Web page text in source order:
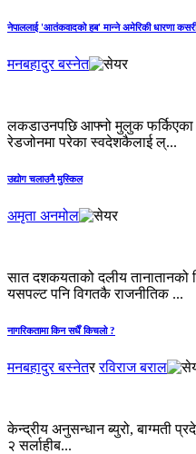
नेपाललाई 'आतंकवादको हब' मान्‍ने अमेरिकी धारणा कसरी
मनबहादुर बस्नेत
लकडाउनपछि आफ्नो मुलुक फर्किएका
रेडजोनमा परेका स्वदेशकैलाई ल्...
उद्योग चलाउनै मुस्किल
अमृता अनमोल
सात दशकयताको दलीय तानातानको
यसपल्ट पनि विगतकै राजनीतिक ...
नागरिकतामा किन सधैँ किचलो ?
मनबहादुर बस्नेतररविराज बराल
केन्द्रीय अनुसन्धान ब्युरो, बाग्मती
२ सर्लाहीब...